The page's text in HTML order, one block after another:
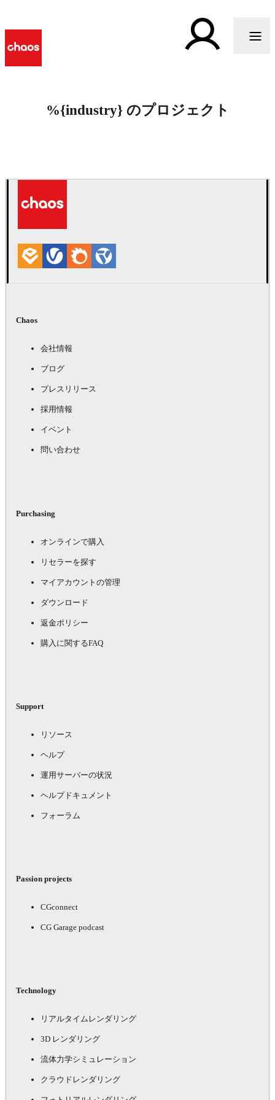
%{industry} のプロジェクト
Chaos
会社情報
ブログ
プレスリリース
採用情報
イベント
問い合わせ
Purchasing
オンラインで購入
リセラーを探す
マイアカウントの管理
ダウンロード
返金ポリシー
購入に関するFAQ
Support
リソース
ヘルプ
運用サーバーの状況
ヘルプドキュメント
フォーラム
Passion projects
CGconnect
CG Garage podcast
Technology
リアルタイムレンダリング
3D レンダリング
流体力学シミュレーション
クラウドレンダリング